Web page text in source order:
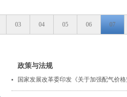
03 04 05 06 07
政策与法规
国家发展改革委印发《关于加强配气价